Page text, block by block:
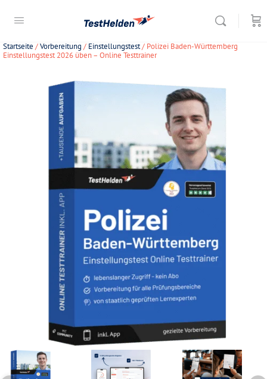
Startseite /Vorbereitung / Einstellungstest/ Polizei Baden-Württemberg
Einstellungstest 2026 üben – Online Testtrainer